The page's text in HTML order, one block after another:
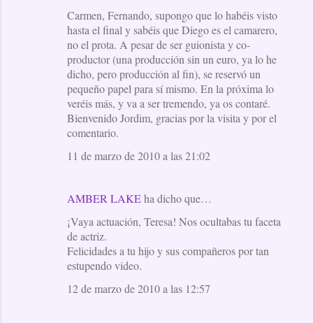
Carmen, Fernando, supongo que lo habéis visto
hasta el final y sabéis que Diego es el camarero,
no el prota. A pesar de ser guionista y co-
productor (una producción sin un euro, ya lo he
dicho, pero producción al fin), se reservó un
pequeño papel para sí mismo. En la próxima lo
veréis más, y va a ser tremendo, ya os contaré.
Bienvenido Jordim, gracias por la visita y por el
comentario.
11 de marzo de 2010 a las 21:02
AMBER LAKEha dicho que…
¡Vaya actuación, Teresa! Nos ocultabas tu faceta
de actriz.
Felicidades a tu hijo y sus compañeros por tan
estupendo video.
12 de marzo de 2010 a las 12:57